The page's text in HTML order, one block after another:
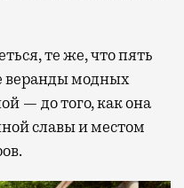
те же, что пять
веранды модных
— до того, как она
славы и местом